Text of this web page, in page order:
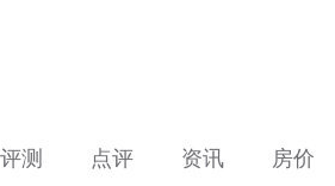
评测 点评 资讯 房价